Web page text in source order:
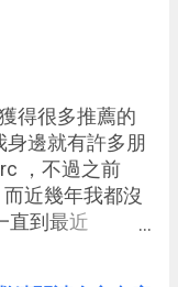
得很多推薦的
身邊就有許多朋
，不過之前
近幾年我都沒
直到最近